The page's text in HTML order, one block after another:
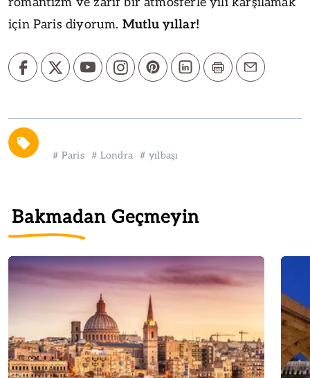
için Paris diyorum. Mutlu yıllar!
# Paris # Londra # yılbaşı
Bakmadan Geçmeyin